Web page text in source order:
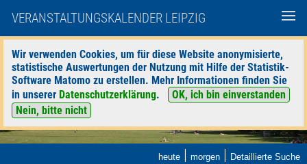
VERANSTALTUNGSKALENDER LEIPZIG
Wir verwenden Cookies, um für diese Website anonymisierte,
statistische Auswertungen der Nutzung mit Hilfe der Statistik-
Software Matomo zu erstellen. Mehr Informationen finden Sie
in unserer Datenschutzerklärung.
OK, ich bin einverstanden
Nein, bitte nicht
heute | morgen | Detaillierte Suche